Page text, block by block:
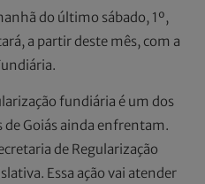
do último sábado, 1º,
a partir deste mês, com a
fundiária é um dos
Goiás ainda enfrentam.
de Regularização
Essa ação vai atender